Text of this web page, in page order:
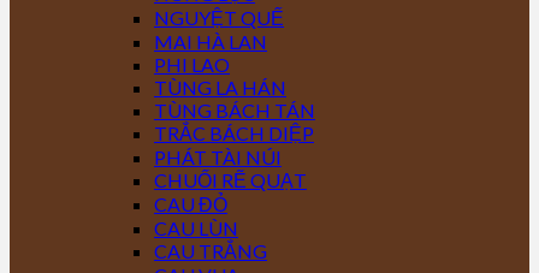
NGUYỆT QUẾ
MAI HÀ LAN
PHI LAO
TÙNG LA HÁN
TÙNG BÁCH TÁN
TRẮC BÁCH DIỆP
PHÁT TÀI NÚI
CHUỐI RẼ QUẠT
CAU ĐỎ
CAU LÙN
CAU TRẮNG